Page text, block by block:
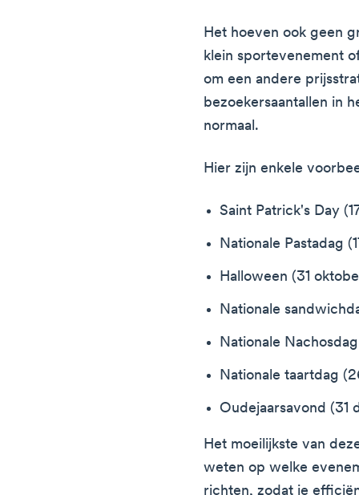
Het hoeven ook geen
klein sportevenement
om een andere
bezoekersaantallen in
normaal.
Hier zijn enkele
Saint Patrick's Day
Nationale Pastadag
Halloween (31
Nationale
Nationale
Nationale taartdag
Oudejaarsavond (31
Het moeilijkste van
weten op welke
richten, zodat je